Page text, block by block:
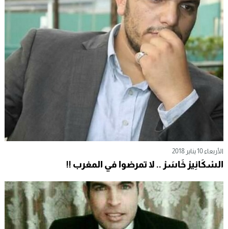
الأربعاء 10 يناير 2018
السْكَانِيرْ خَاسَرْ .. لا تمرضوا في المغرب !!